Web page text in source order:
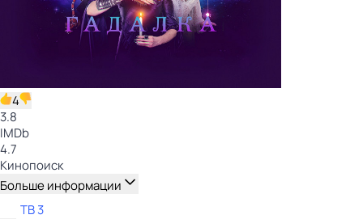
4
3.8
IMDb
4.7
Кинопоиск
Больше информации
ТВ 3